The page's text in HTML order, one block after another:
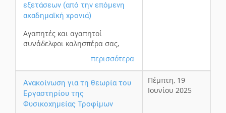
εξετάσεων (από την επόμενη
ακαδημαϊκή χρονιά)
Αγαπητές και αγαπητοί
συνάδελφοι καλησπέρα σας,
περισσότερα
Ανακοίνωση για τη θεωρία του
Εργαστηρίου της
Φυσικοχημείας Τροφίμων
Πέμπτη, 19
Ιουνίου 2025